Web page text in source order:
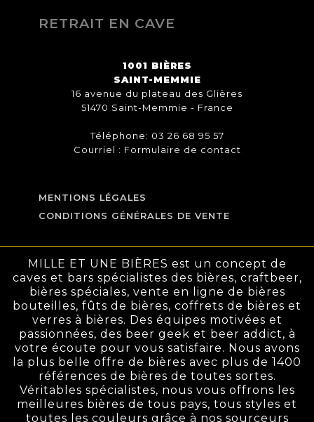
RETRAIT EN CAVE
1001 BIÈRES
SAINT-MEMMIE
16 avenue du plateau des Glières
51470 Saint-Memmie - France
Téléphone: 03 26 68 95 57
Courriel : Formulaire de contact
MENTIONS LÉGALES
CONDITIONS GÉNÉRALES DE VENTE
MILLE ET UNE BIÈRES est un concept de
caves et bars spécialistes des bières, craftbeer,
bières spéciales, vente en ligne de bières
bouteilles, fûts de bières, coffrets de bières et
verres à bières. Des équipes motivées et
passionnées, des beer geek et beer addict, à
votre écoute pour vous satisfaire. Nous avons
la plus belle offre de bières avec plus de 1400
références de bières de toutes sortes.
Véritables spécialistes, nous vous offrons les
meilleures bières de tous pays, tous styles et
toutes les couleurs grâce à nos sourceurs